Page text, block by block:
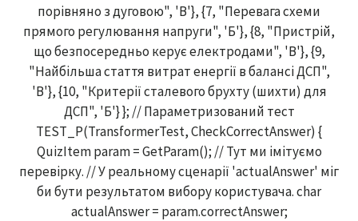
порівняно з дуговою", 'В'}, {7, "Перевага схеми
прямого регулювання напруги", 'Б'}, {8, "Пристрій,
що безпосередньо керує електродами", 'В'}, {9,
"Найбільша стаття витрат енергії в балансі ДСП",
'В'}, {10, "Критерії сталевого брухту (шихти) для
ДСП", 'Б'} }; // Параметризований тест
TEST_P(TransformerTest, CheckCorrectAnswer) {
QuizItem param = GetParam(); // Тут ми імітуємо
перевірку. // У реальному сценарії 'actualAnswer' міг
би бути результатом вибору користувача. char
actualAnswer = param.correctAnswer;